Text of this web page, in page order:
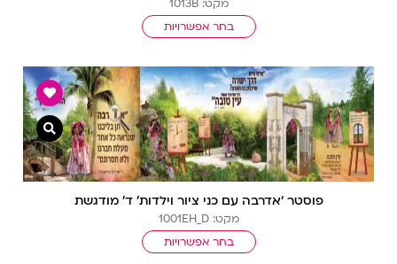
בחר אפשרויות
פוסטר ‘אדרבה עם כני ציור וילדות’ ד’ מודגשת
מקט: 1001EH_D
בחר אפשרויות
צפייה